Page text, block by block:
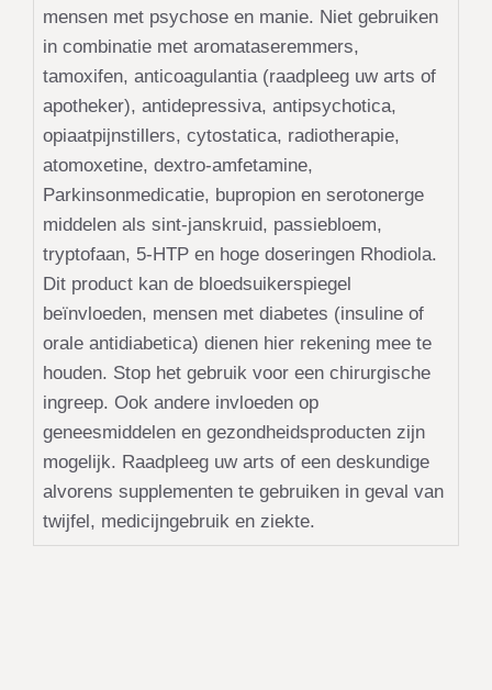
mensen met psychose en manie. Niet gebruiken
in combinatie met aromataseremmers,
tamoxifen, anticoagulantia (raadpleeg uw arts of
apotheker), antidepressiva, antipsychotica,
opiaatpijnstillers, cytostatica, radiotherapie,
atomoxetine, dextro-amfetamine,
Parkinsonmedicatie, bupropion en serotonerge
middelen als sint-janskruid, passiebloem,
tryptofaan, 5-HTP en hoge doseringen Rhodiola.
Dit product kan de bloedsuikerspiegel
beïnvloeden, mensen met diabetes (insuline of
orale antidiabetica) dienen hier rekening mee te
houden. Stop het gebruik voor een chirurgische
ingreep. Ook andere invloeden op
geneesmiddelen en gezondheidsproducten zijn
mogelijk. Raadpleeg uw arts of een deskundige
alvorens supplementen te gebruiken in geval van
twijfel, medicijngebruik en ziekte.